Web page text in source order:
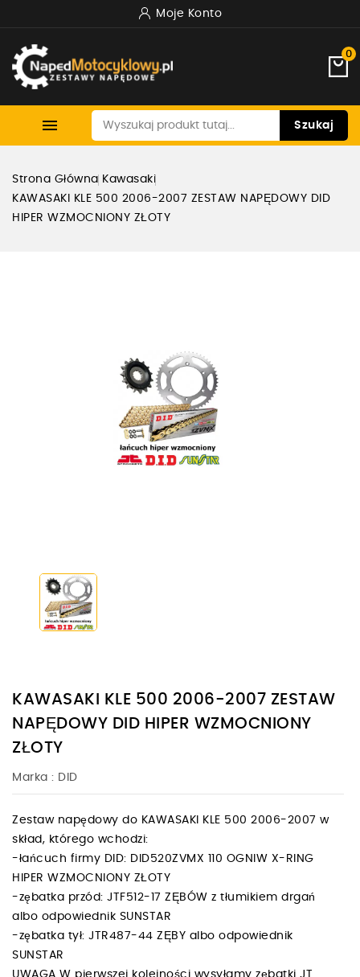
Moje Konto
0
 Szukaj
Strona Główna Kawasaki
KAWASAKI KLE 500 2006-2007 ZESTAW NAPĘDOWY DID
HIPER WZMOCNIONY ZŁOTY
KAWASAKI KLE 500 2006-2007 ZESTAW
NAPĘDOWY DID HIPER WZMOCNIONY
ZŁOTY
Marka : DID
Zestaw napędowy do KAWASAKI KLE 500 2006-2007 w
skład, którego wchodzi:
-łańcuch firmy DID: DID520ZVMX 110 OGNIW X-RING
HIPER WZMOCNIONY ZŁOTY
-zębatka przód: JTF512-17 ZĘBÓW z tłumikiem drgań
albo odpowiednik SUNSTAR
-zębatka tył: JTR487-44 ZĘBY albo odpowiednik
SUNSTAR
UWAGA W pierwszej kolejności wysyłamy zębatki JT